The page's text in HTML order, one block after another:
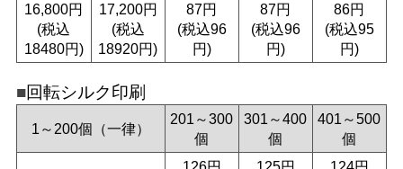
16,800円
(税込
18480円)
17,200円
(税込
18920円)
87円
(税込96
円)
87円
(税込96
円)
86円
(税込95
円)
回転シルク印刷
1～200個（一律）
201～300
個
301～400
個
401～500
個